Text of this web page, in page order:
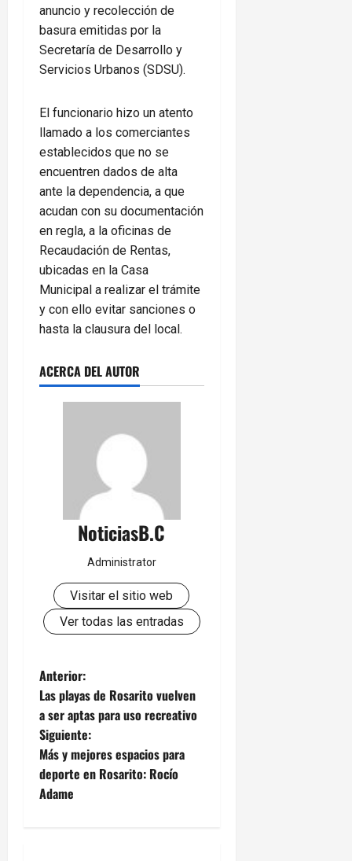
anuncio y recolección de
basura emitidas por la
Secretaría de Desarrollo y
Servicios Urbanos (SDSU).
El funcionario hizo un atento
llamado a los comerciantes
establecidos que no se
encuentren dados de alta
ante la dependencia, a que
acudan con su documentación
en regla, a la oficinas de
Recaudación de Rentas,
ubicadas en la Casa
Municipal a realizar el trámite
y con ello evitar sanciones o
hasta la clausura del local.
ACERCA DEL AUTOR
NoticiasB.C
Administrator
Visitar el sitio web
Ver todas las entradas
N
a
v
e
Anterior:
Las playas de Rosarito vuelven
a ser aptas para uso recreativo
Siguiente:
Más y mejores espacios para
deporte en Rosarito: Rocío
Adame